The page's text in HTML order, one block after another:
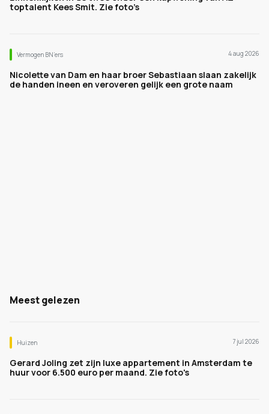
toptalent Kees Smit. Zie foto’s
Vermogen BN’ers 4 aug 2026
Nicolette van Dam en haar broer Sebastiaan slaan zakelijk
de handen ineen en veroveren gelijk een grote naam
Meest gelezen
Huizen 7 jul 2026
Gerard Joling zet zijn luxe appartement in Amsterdam te
huur voor 6.500 euro per maand. Zie foto's